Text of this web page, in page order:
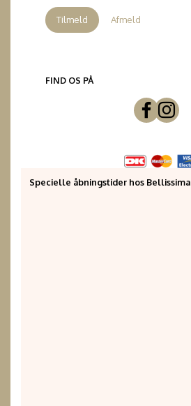
Tilmeld Afmeld
FIND OS PÅ
Specielle åbningstider hos Bellissima